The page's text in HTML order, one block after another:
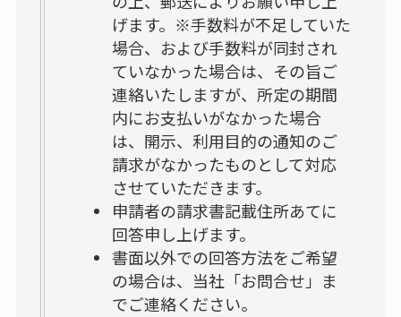
げます。※手数料が不足していた
場合、および手数料が同封され
ていなかった場合は、その旨ご
連絡いたしますが、所定の期間
内にお支払いがなかった場合
は、開示、利用目的の通知のご
請求がなかったものとして対応
させていただきます。
申請者の請求書記載住所あてに
回答申し上げます。
書面以外での回答方法をご希望
の場合は、当社「お問合せ」ま
でご連絡ください。